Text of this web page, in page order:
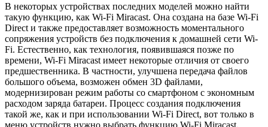
В некоторых устройствах последних моделей можно найти
такую функцию, как Wi-Fi Miracast. Она создана на базе Wi-Fi
Direct и также предоставляет возможность моментального
сопряжения устройств без подключения к домашней сети Wi-
Fi. Естественно, как технология, появившаяся позже по
времени, Wi-Fi Miracast имеет некоторые отличия от своего
предшественника. В частности, улучшена передача файлов
большого объема, возможен обмен 3D файлами,
модернизирован режим работы со смартфоном с экономным
расходом заряда батареи. Процесс создания подключения
такой же, как и при использовании Wi-Fi Direct, вот только в
меню устройств нужно выбрать функцию Wi-Fi Miracast.